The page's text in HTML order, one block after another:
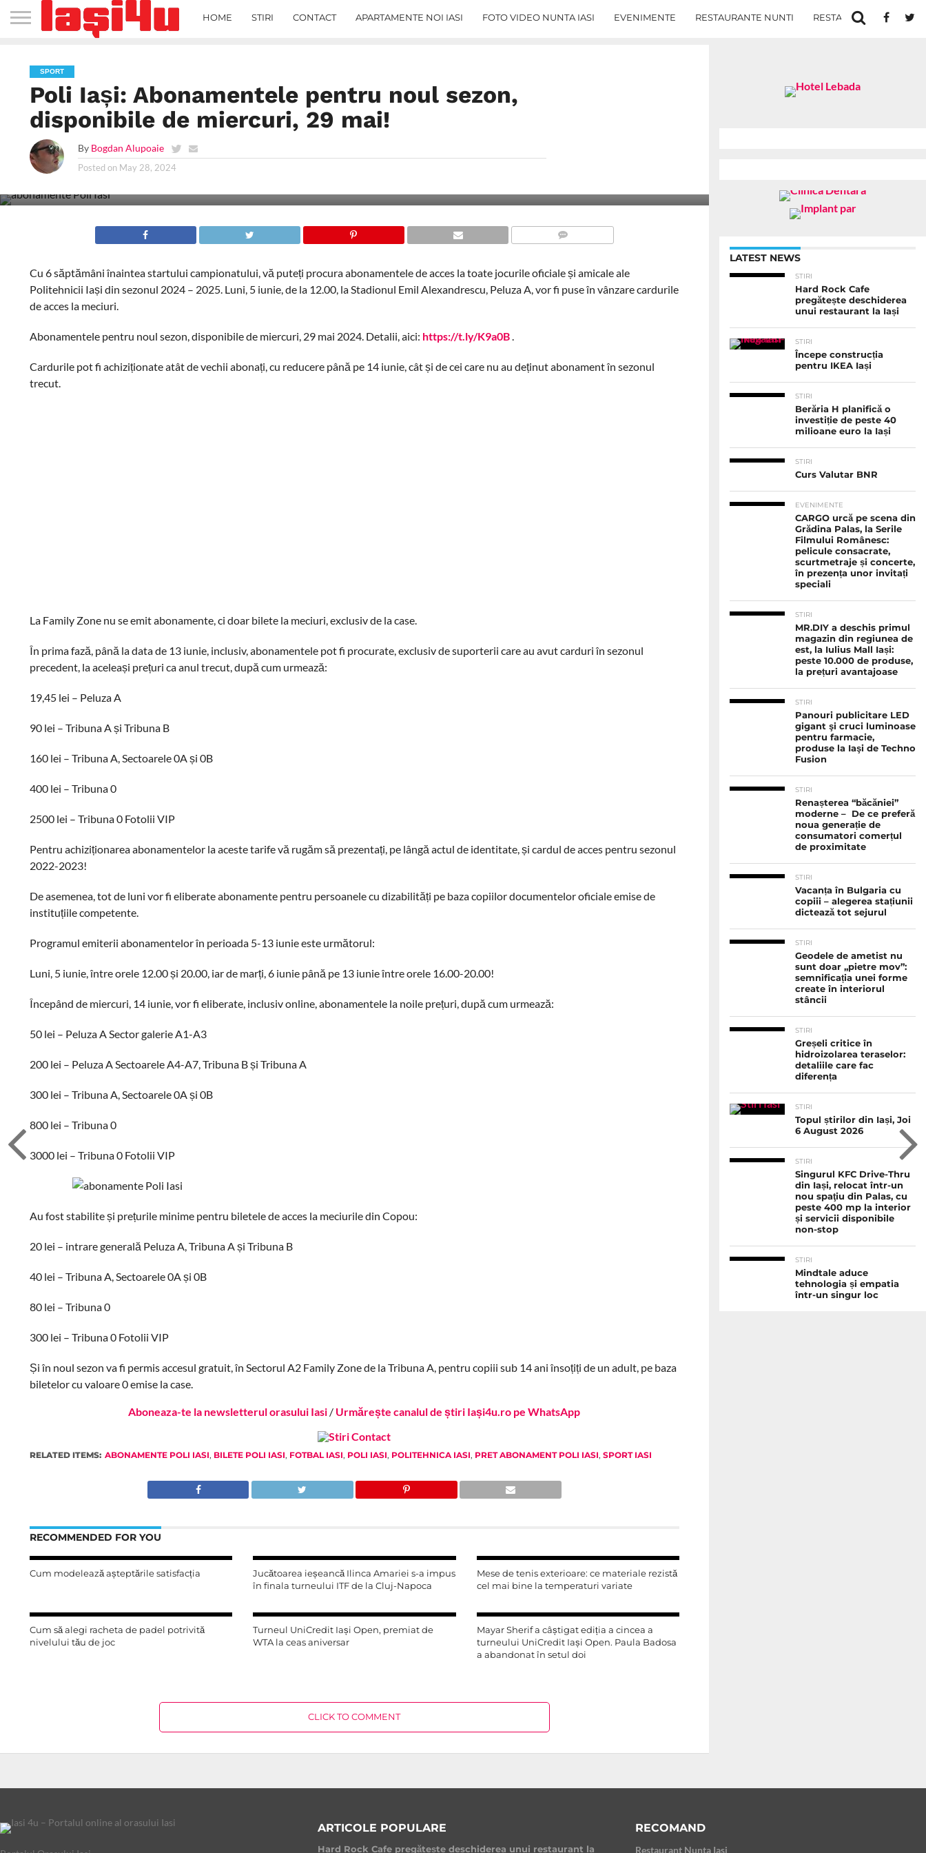
HOME STIRI CONTACT APARTAMENTE NOI IASI FOTO VIDEO NUNTA IASI EVENIMENTE RESTAURANTE NUNTI RESTAURANTE IN IASI
SPORT
Poli Iași: Abonamentele pentru noul sezon,
disponibile de miercuri, 29 mai!
By Bogdan Alupoaie
Posted on May 28, 2024
Cu 6 săptămâni înaintea startului campionatului, vă puteți procura abonamentele de acces la toate jocurile oficiale și amicale ale
Politehnicii Iași din sezonul 2024 – 2025. Luni, 5 iunie, de la 12.00, la Stadionul Emil Alexandrescu, Peluza A, vor fi puse în vânzare cardurile
de acces la meciuri.
Abonamentele pentru noul sezon, disponibile de miercuri, 29 mai 2024. Detalii, aici: https://t.ly/K9a0B.
Cardurile pot fi achiziționate atât de vechii abonați, cu reducere până pe 14 iunie, cât și de cei care nu au deținut abonament în sezonul
trecut.
La Family Zone nu se emit abonamente, ci doar bilete la meciuri, exclusiv de la case.
În prima fază, până la data de 13 iunie, inclusiv, abonamentele pot fi procurate, exclusiv de suporterii care au avut carduri în sezonul
precedent, la aceleași prețuri ca anul trecut, după cum urmează:
19,45 lei – Peluza A
90 lei – Tribuna A și Tribuna B
160 lei – Tribuna A, Sectoarele 0A și 0B
400 lei – Tribuna 0
2500 lei – Tribuna 0 Fotolii VIP
Pentru achiziționarea abonamentelor la aceste tarife vă rugăm să prezentați, pe lângă actul de identitate, și cardul de acces pentru sezonul
2022-2023!
De asemenea, tot de luni vor fi eliberate abonamente pentru persoanele cu dizabilități pe baza copiilor documentelor oficiale emise de
instituțiile competente.
Programul emiterii abonamentelor în perioada 5-13 iunie este următorul:
Luni, 5 iunie, între orele 12.00 și 20.00, iar de marți, 6 iunie până pe 13 iunie între orele 16.00-20.00!
Începând de miercuri, 14 iunie, vor fi eliberate, inclusiv online, abonamentele la noile prețuri, după cum urmează:
50 lei – Peluza A Sector galerie A1-A3
200 lei – Peluza A Sectoarele A4-A7, Tribuna B și Tribuna A
300 lei – Tribuna A, Sectoarele 0A și 0B
800 lei – Tribuna 0
3000 lei – Tribuna 0 Fotolii VIP
Au fost stabilite și prețurile minime pentru biletele de acces la meciurile din Copou:
20 lei – intrare generală Peluza A, Tribuna A și Tribuna B
40 lei – Tribuna A, Sectoarele 0A și 0B
80 lei – Tribuna 0
300 lei – Tribuna 0 Fotolii VIP
Și în noul sezon va fi permis accesul gratuit, în Sectorul A2 Family Zone de la Tribuna A, pentru copiii sub 14 ani însoțiți de un adult, pe baza
biletelor cu valoare 0 emise la case.
Aboneaza-te la newsletterul orasului Iasi / Urmărește canalul de știri Iași4u.ro pe WhatsApp
RELATED ITEMS: ABONAMENTE POLI IASI, BILETE POLI IASI, FOTBAL IASI, POLI IASI, POLITEHNICA IASI, PRET ABONAMENT POLI IASI, SPORT IASI
RECOMMENDED FOR YOU
Cum modelează așteptările satisfacția
Jucătoarea ieșeancă Ilinca Amariei s-a impus
în finala turneului ITF de la Cluj-Napoca
Mese de tenis exterioare: ce materiale rezistă
cel mai bine la temperaturi variate
Cum să alegi racheta de padel potrivită
nivelului tău de joc
Turneul UniCredit Iași Open, premiat de
WTA la ceas aniversar
Mayar Sherif a câștigat ediția a cincea a
turneului UniCredit Iași Open. Paula Badosa
a abandonat în setul doi
CLICK TO COMMENT
LATEST NEWS
STIRI
Hard Rock Cafe
pregătește deschiderea
unui restaurant la Iași
STIRI
Începe construcția
pentru IKEA Iași
STIRI
Berăria H planifică o
investiție de peste 40
milioane euro la Iași
STIRI
Curs Valutar BNR
EVENIMENTE
CARGO urcă pe scena din
Grădina Palas, la Serile
Filmului Românesc:
pelicule consacrate,
scurtmetraje și concerte,
în prezența unor invitați
speciali
STIRI
MR.DIY a deschis primul
magazin din regiunea de
est, la Iulius Mall Iași:
peste 10.000 de produse,
la prețuri avantajoase
STIRI
Panouri publicitare LED
gigant şi cruci luminoase
pentru farmacie,
produse la Iaşi de Techno
Fusion
STIRI
Renașterea “băcăniei”
moderne – De ce preferă
noua generație de
consumatori comerțul
de proximitate
STIRI
Vacanța în Bulgaria cu
copiii – alegerea stațiunii
dictează tot sejurul
STIRI
Geodele de ametist nu
sunt doar „pietre mov”:
semnificația unei forme
create în interiorul
stâncii
STIRI
Greșeli critice în
hidroizolarea teraselor:
detaliile care fac
diferența
STIRI
Topul știrilor din Iași, Joi
6 August 2026
STIRI
Singurul KFC Drive-Thru
din Iași, relocat într-un
nou spaţiu din Palas, cu
peste 400 mp la interior
și servicii disponibile
non-stop
STIRI
Mindtale aduce
tehnologia și empatia
într-un singur loc
ARTICOLE POPULARE
Hard Rock Cafe pregătește deschiderea unui restaurant la
RECOMAND
Restaurant Nunta Iasi